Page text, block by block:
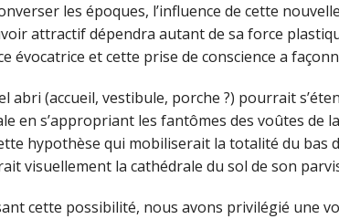
les époques, l’influence de cette
attractif dépendra autant de sa force
évocatrice et cette prise de conscience a
abri (accueil, vestibule, porche ?) pourrait
en s’appropriant les fantômes des voûtes de
hypothèse qui mobiliserait la totalité du bas
visuellement la cathédrale du sol de son
cette possibilité, nous avons privilégié une